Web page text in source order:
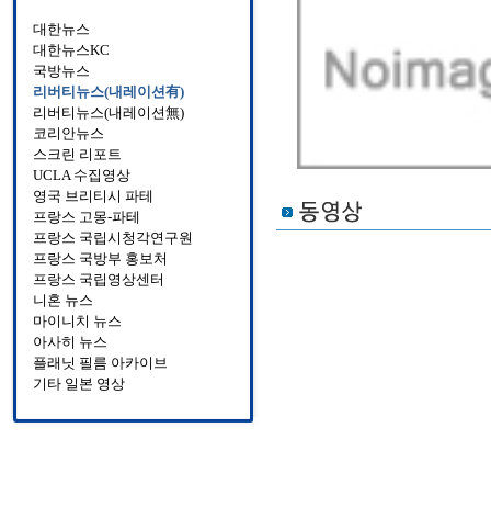
대한뉴스
대한뉴스KC
국방뉴스
리버티뉴스(내레이션有)
리버티뉴스(내레이션無)
코리안뉴스
스크린 리포트
UCLA 수집영상
영국 브리티시 파테
프랑스 고몽-파테
프랑스 국립시청각연구원
프랑스 국방부 홍보처
프랑스 국립영상센터
니혼 뉴스
마이니치 뉴스
아사히 뉴스
플래닛 필름 아카이브
기타 일본 영상